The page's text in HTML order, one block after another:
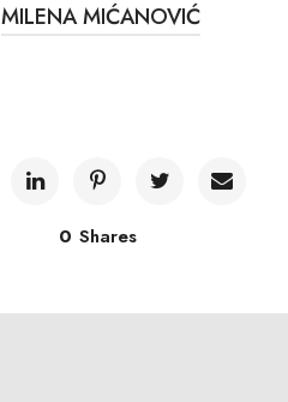
MILENA MIĆANOVIĆ
0 Shares